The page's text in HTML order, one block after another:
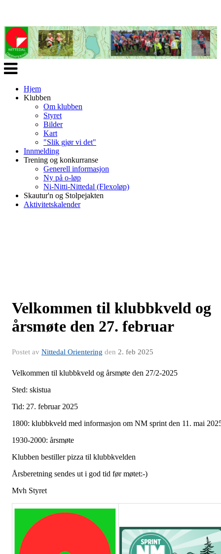
Veksle
navigasjon
Hjem
Klubben
Om klubben
Styret
Bilder
Kart
"Slik gjør vi det"
Innmelding
Trening og konkurranse
Generell informasjon
Ny på o-løp
Ni-Nitti-Nittedal (Flexoløp)
Skautur'n og Stolpejakten
Aktivitetskalender
Velkommen til klubbkveld og
årsmøte den 27. februar
Postet av Nittedal Orientering den 2. feb 2025
Velkommen til klubbkveld og årsmøte den 27/2-2025
Sted: skistua
Tid: 27. februar 2025
1800: klubbkveld med informasjon om NM sprint den 11. mai
1930-2000: årsmøte
Klubben bestiller pizza til klubbkvelden
Årsberetning sendes ut i god tid før møtet:-)
Mvh Styret